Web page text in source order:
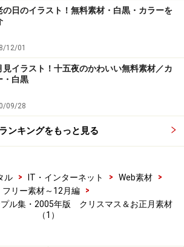
すん
トな動物のドット絵素材がメインで
んでいるカウンタ素材もおすすめ。
も可愛い！
の日のイラスト！無料素材・白黒・カラーを
12/01
見イラスト！十五夜のかわいい無料素材／カ
・白黒
09/28
ランキングをもっと見る
ル > IT・インターネット > Web素材
>
フリー素材～12月編
>
ル集・2005年版 クリスマス＆お正月素材
（1）